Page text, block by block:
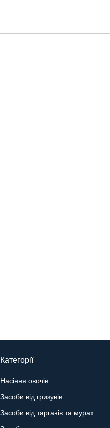
Категорії
Насіння овочів
Засоби від гризунів
Засоби від тарганів та мурах